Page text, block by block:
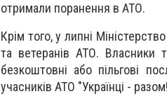
отримали поранення в АТО.
Крім того, у липні
та ветеранів АТО. Власники
безкоштовні або пільгові
учасників АТО "Українці -